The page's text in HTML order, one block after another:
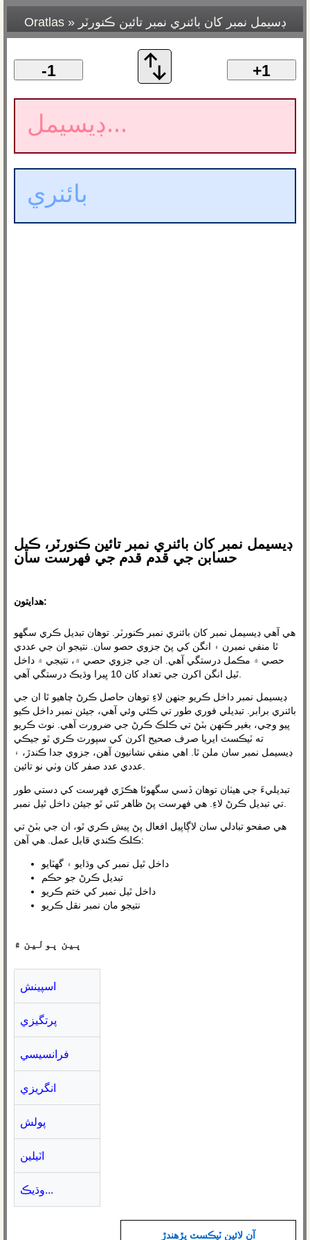
Oratlas» ڊسيمل نمبر کان بائنري نمبر تائين ڪنورٽر
-1 +1
ڊيسيمل نمبر کان بائنري نمبر تائين ڪنورٽر، ڪيل
حسابن جي قدم قدم جي فهرست سان
هدايتون:
ھي آھي ڊيسيمل نمبر کان بائنري نمبر ڪنورٽر. توھان تبديل ڪري سگھو
ٿا منفي نمبرن ۽ انگن کي پڻ جزوي حصو سان. نتيجو ان جي عددي
حصي ۾ مڪمل درستگي آهي. ان جي جزوي حصي ۾، نتيجي ۾ داخل
ڊيسيمل نمبر داخل ڪريو جنهن لاءِ توهان حاصل ڪرڻ چاهيو ٿا ان جي
بائنري برابر. تبديلي فوري طور تي ڪئي وئي آهي، جيئن نمبر داخل ڪيو
پيو وڃي، بغير ڪنهن بٽڻ تي ڪلڪ ڪرڻ جي ضرورت آهي. نوٽ ڪريو
ته ٽيڪسٽ ايريا صرف صحيح اکرن کي سپورٽ ڪري ٿو جيڪي
ڊيسيمل نمبر سان ملن ٿا. اهي منفي نشانيون آهن، جزوي جدا ڪندڙ، ۽
عددي عدد صفر کان وٺي نو تائين.
تبديليءَ جي ھيٺان توھان ڏسي سگھوٿا ھڪڙي فهرست کي دستي طور
هي صفحو تبادلي سان لاڳاپيل افعال پڻ پيش ڪري ٿو، ان جي بٽڻ تي
ڪلڪ ڪندي قابل عمل. هي آهن:
داخل ٿيل نمبر کي وڌايو ۽ گھٽايو
تبديل ڪرڻ جو حڪم
داخل ٿيل نمبر کي ختم ڪريو
نتيجو مان نمبر نقل ڪريو
آن لائين ٽيڪسٽ پڙهندڙ
ٻين ٻولين ۾
اسپينش
پرتگيزي
فرانسيسي
انگريزي
پولش
اٽيلين
وڌيڪ...